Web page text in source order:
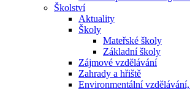
Školství
Aktuality
Školy
Mateřské školy
Základní školy
Zájmové vzdělávání
Zahrady a hřiště
Environmentální